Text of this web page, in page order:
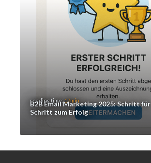
B2B Email Marketing 2025: Schritt für
Schritt zum Erfolg
reading time:17min